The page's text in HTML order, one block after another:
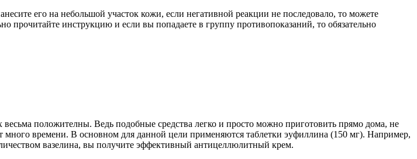
его на небольшой участок кожи, если негативной реакции не последовало, то можете
прочитайте инструкцию и если вы попадаете в группу противопоказаний, то обязательно
положителны. Ведь подобные средства легко и просто можно приготовить прямо дома, не
времени. В основном для данной цели применяются таблетки эуфиллина (150 мг). Например,
вазелина, вы получите эффективный антицеллюлитный крем.